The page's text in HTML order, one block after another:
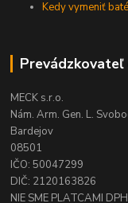
Kedy vymeniť
Prevádzkovateľ
MECK s.r.o.
Nám. Arm. Gen. L.
Bardejov
08501
IČO: 50047299
DIČ: 2120163826
NIE SME PLATCAMI